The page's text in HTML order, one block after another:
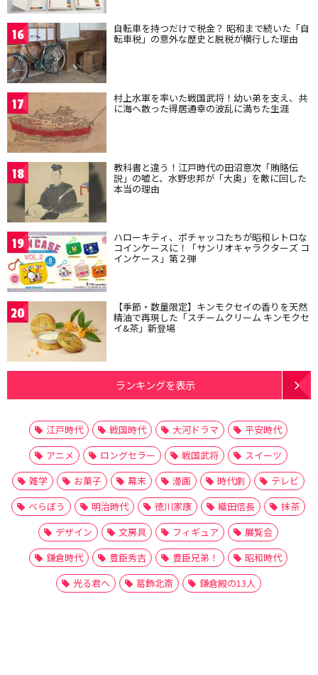
16 自転車を持つだけで税金？ 昭和まで続いた「自
転車税」の意外な歴史と脱税が横行した理由
17 村上水軍を率いた戦国武将！幼い弟を支え、共
に海へ散った得居通幸の波乱に満ちた生涯
18 教科書と違う！江戸時代の田沼意次「賄賂伝
説」の嘘と、水野忠邦が「大奥」を敵に回した
本当の理由
19 ハローキティ、ポチャッコたちが昭和レトロな
コインケースに！「サンリオキャラクターズ コ
インケース」第２弾
20 【季節・数量限定】キンモクセイの香りを天然
精油で再現した「スチームクリーム キンモクセ
イ&茶」新登場
ランキングを表示
江戸時代 戦国時代 大河ドラマ
平安時代
アニメ
ロングセラー 戦国武将
スイーツ
雑学
お菓子 幕末 漫画 時代劇
テレビ
べらぼう
明治時代 徳川家康 織田信長
抹茶
デザイン
文房具 フィギュア
展覧会
鎌倉時代
豊臣秀吉 豊臣兄弟！
昭和時代
光る君へ
葛飾北斎 鎌倉殿の13人